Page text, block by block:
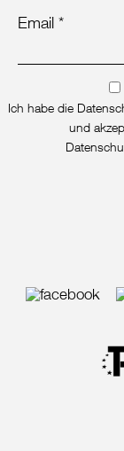
Email *
Ich habe die
und